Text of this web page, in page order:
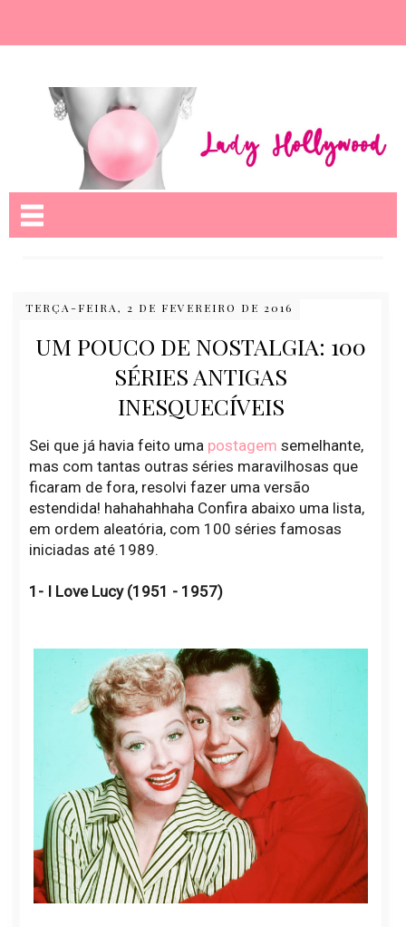
TERÇA-FEIRA, 2 DE FEVEREIRO DE 2016
UM POUCO DE NOSTALGIA: 100
SÉRIES ANTIGAS
INESQUECÍVEIS
Sei que já havia feito uma postagem semelhante,
mas com tantas outras séries maravilhosas que
ficaram de fora, resolvi fazer uma versão
estendida! hahahahhaha Confira abaixo uma lista,
em ordem aleatória, com 100 séries famosas
iniciadas até 1989.
1- I Love Lucy (1951 - 1957)